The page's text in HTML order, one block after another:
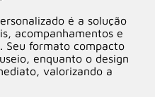
é a solução
acompanhamentos e
Seu formato compacto
enquanto o design
valorizando a